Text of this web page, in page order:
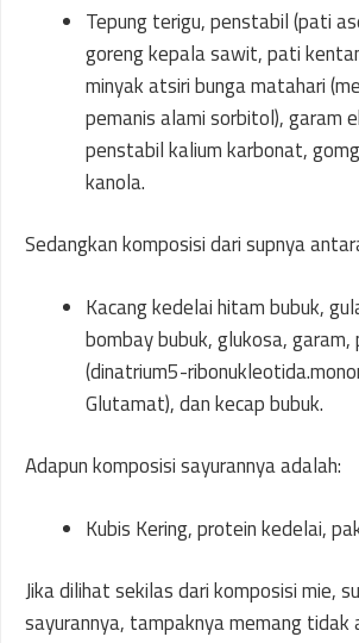
Tepung terigu, penstabil (pati
goreng kepala sawit, pati
minyak atsiri bunga matahari
pemanis alami sorbitol), garam
penstabil kalium karbonat,
kanola.
Sedangkan komposisi dari supnya
Kacang kedelai hitam bubuk,
bombay bubuk, glukosa,
(dinatrium5-
Glutamat), dan kecap bubuk.
Adapun komposisi sayurannya adalah:
Kubis Kering, protein kedelai,
Jika dilihat sekilas dari komposisi mie,
sayurannya, tampaknya memang tidak